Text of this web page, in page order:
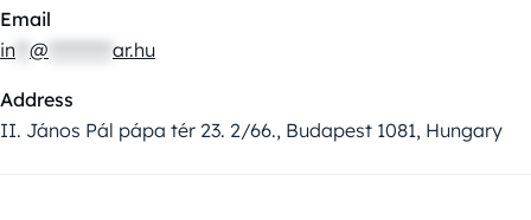
Email
in @ ar.hu
Address
II. János Pál pápa tér 23. 2/66., Budapest 1081, Hungary